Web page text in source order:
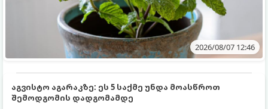
2026/08/07 12:46
აგვისტო აგარაკზე: ეს 5 საქმე უნდა მოასწროთ
შემოდგომის დადგომამდე